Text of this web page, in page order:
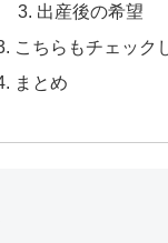
出産後の希望
こちらもチェック
まとめ